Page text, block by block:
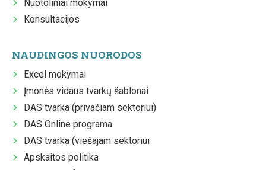
Nuotoliniai mokymai
Konsultacijos
NAUDINGOS NUORODOS
Excel mokymai
Įmonės vidaus tvarkų šablonai
DAS tvarka (privačiam sektoriui)
DAS Online programa
DAS tvarka (viešajam sektoriui
Apskaitos politika